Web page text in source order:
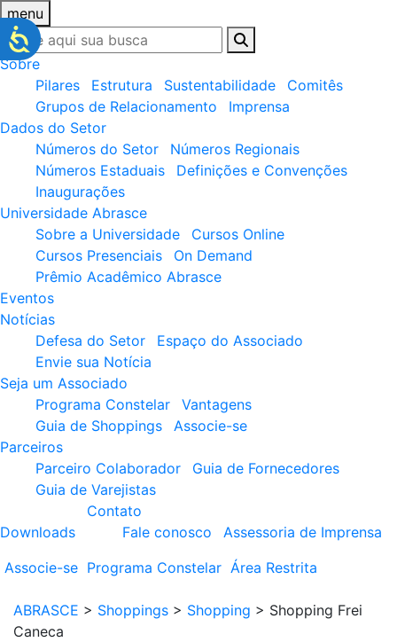
menu
Sobre
Pilares
Estrutura Sustentabilidade
Comitês
Grupos de Relacionamento
Imprensa
Dados do Setor
Números do Setor
Números Regionais
Números Estaduais
Definições e Convenções
Inaugurações
Universidade Abrasce
Sobre a Universidade
Cursos Online
Cursos Presenciais
On Demand
Prêmio Acadêmico Abrasce
Eventos
Notícias
Defesa do Setor
Espaço do Associado
Envie sua Notícia
Seja um Associado
Programa Constelar
Vantagens
Guia de Shoppings
Associe-se
Parceiros
Parceiro Colaborador
Guia de Fornecedores
Guia de Varejistas
Downloads
Contato
Fale conosco
Assessoria de Imprensa
Associe-se Programa Constelar Área Restrita
ABRASCE > Shoppings > Shopping > Shopping Frei
Caneca